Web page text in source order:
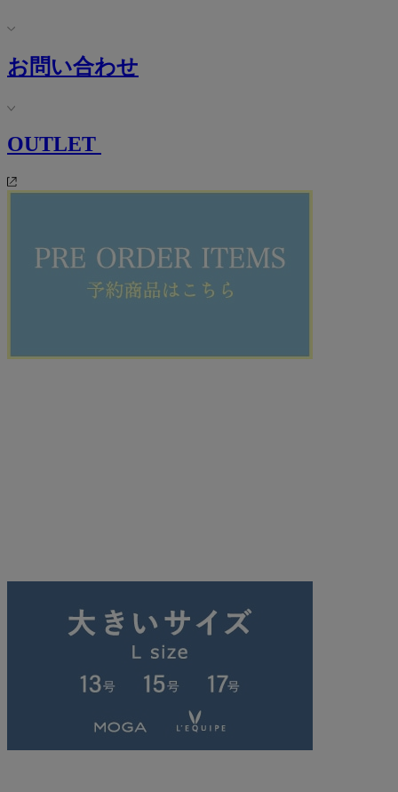
お問い合わせ
OUTLET